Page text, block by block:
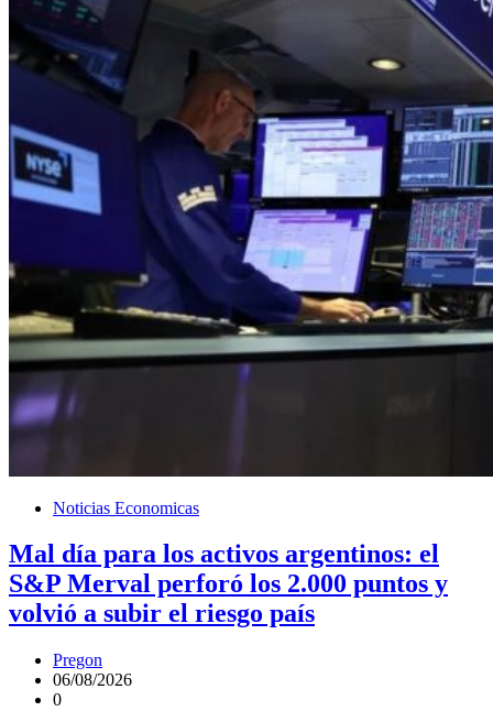
Noticias Economicas
Mal día para los activos argentinos: el
S&P Merval perforó los 2.000 puntos y
volvió a subir el riesgo país
Pregon
06/08/2026
0